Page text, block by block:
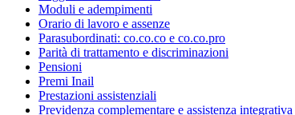
Moduli e adempimenti
Orario di lavoro e assenze
Parasubordinati: co.co.co e co.co.pro
Parità di trattamento e discriminazioni
Pensioni
Premi Inail
Prestazioni assistenziali
Previdenza complementare e assistenza integrativa